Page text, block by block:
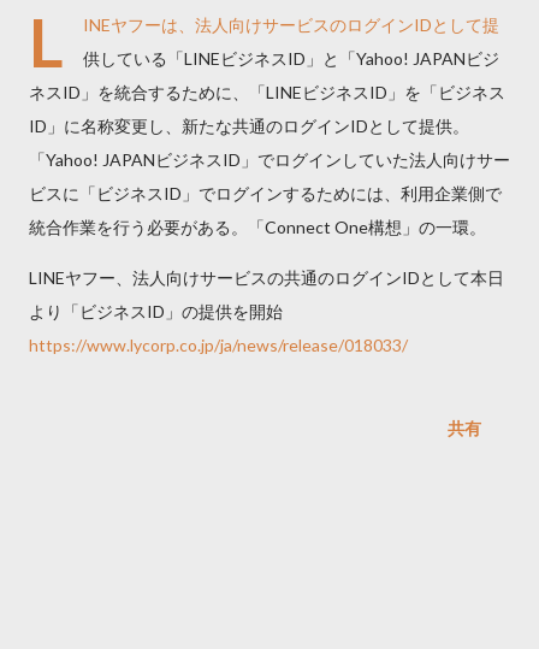
L
INEヤフーは、法人向けサービスのログインIDとして提
供している「LINEビジネスID」と「Yahoo! JAPANビジ
ネスID」を統合するために、「LINEビジネスID」を「ビジネス
ID」に名称変更し、新たな共通のログインIDとして提供。
「Yahoo! JAPANビジネスID」でログインしていた法人向けサー
ビスに「ビジネスID」でログインするためには、利用企業側で
統合作業を行う必要がある。「Connect One構想」の一環。
LINEヤフー、法人向けサービスの共通のログインIDとして本日
より「ビジネスID」の提供を開始
https://www.lycorp.co.jp/ja/news/release/018033/
共有